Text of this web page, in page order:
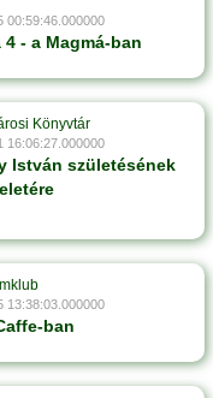
00:59:46.000000
- a Magmá-ban
Könyvtár
16:06:27.000000
István születésének
13:38:03.000000
ban